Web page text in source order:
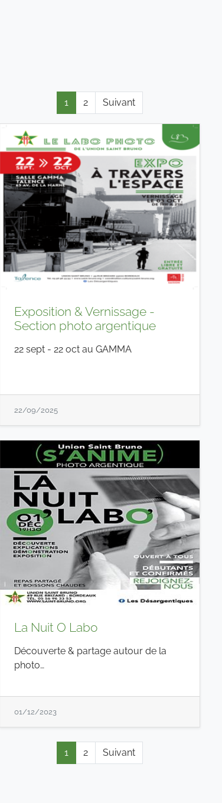
1 2 Suivant
Exposition & Vernissage -
Section photo argentique
22 sept - 22 oct au GAMMA
22/09/2025
La Nuit O Labo
Découverte & partage autour de la
photo…
01/12/2023
1 2 Suivant